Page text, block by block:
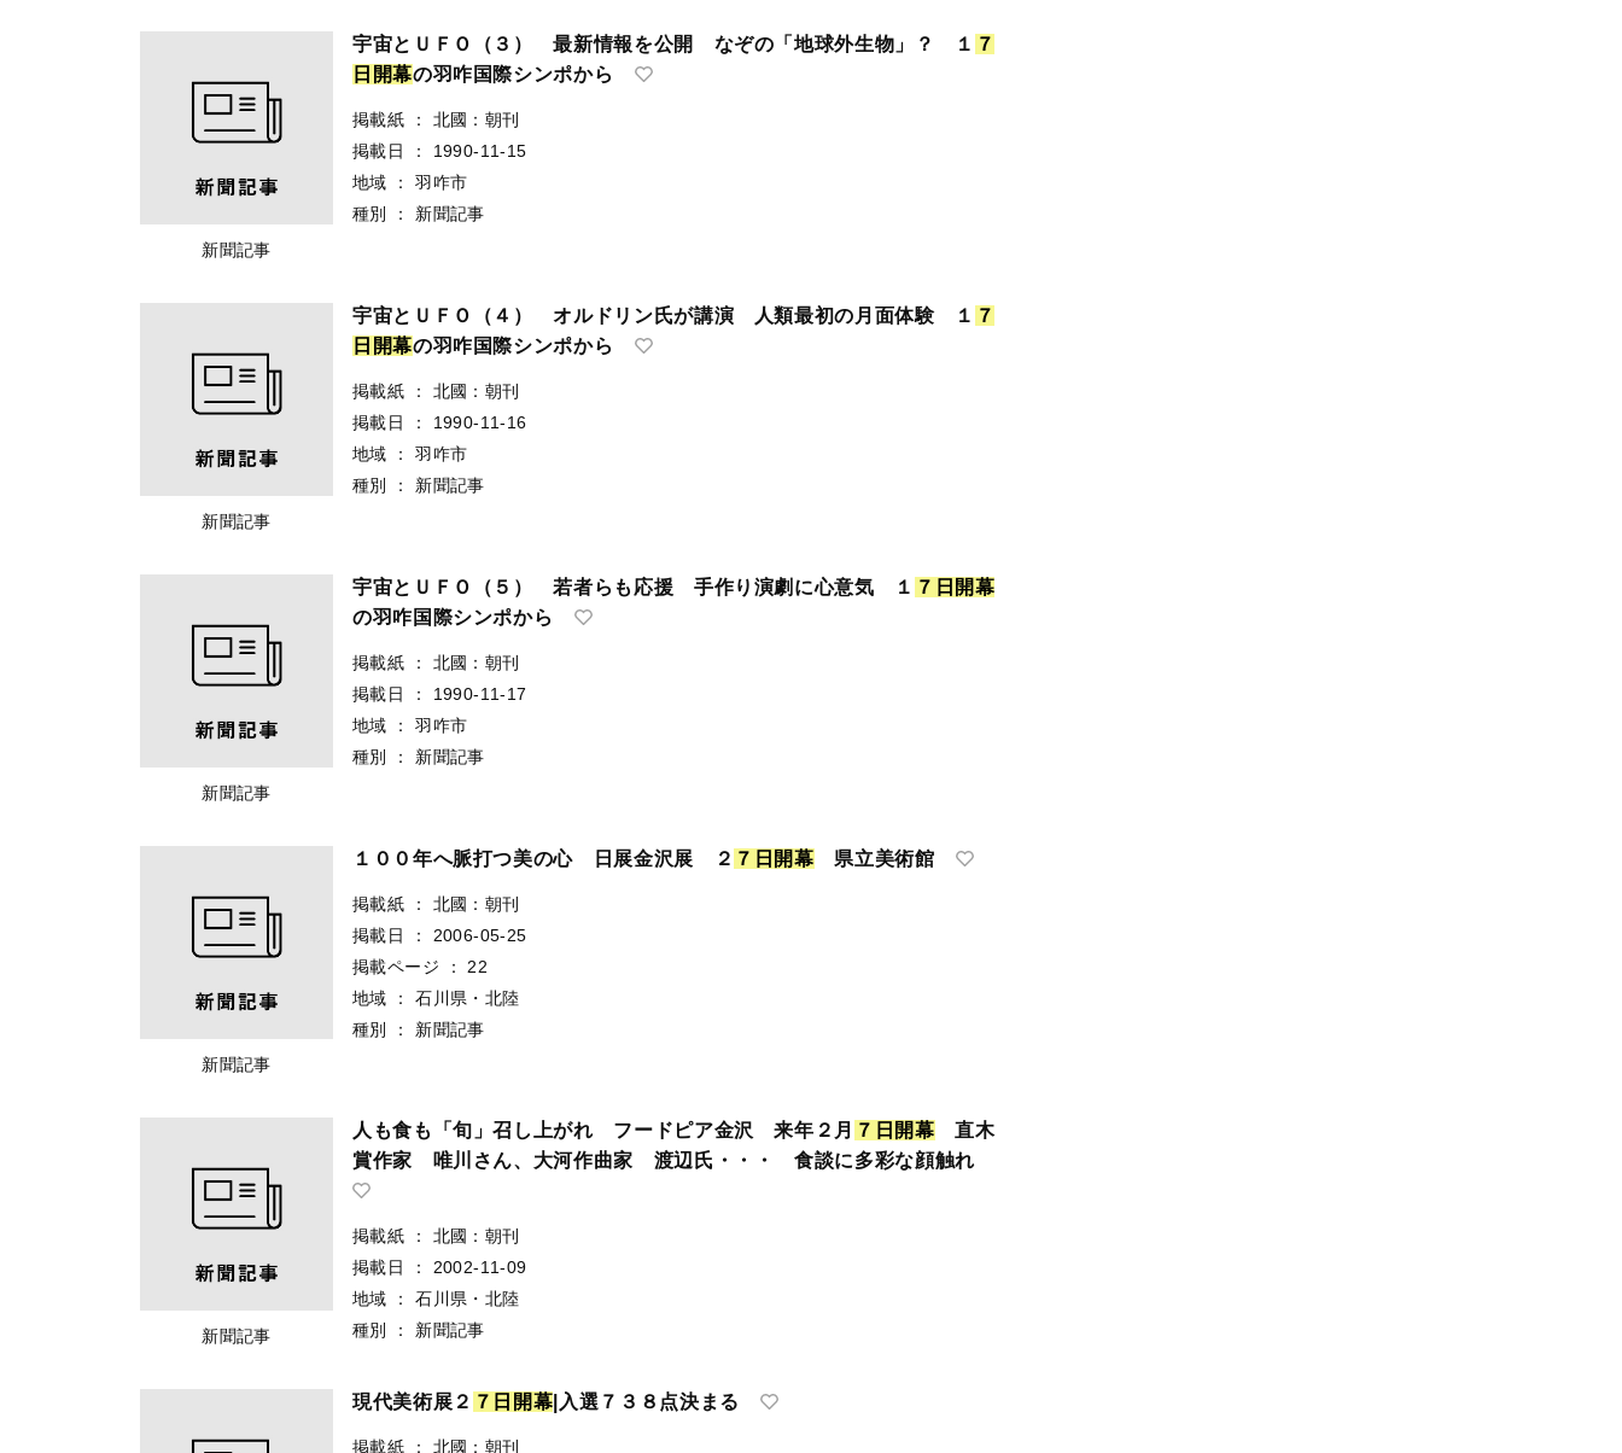
新聞記事
宇宙とＵＦＯ（３） 最新情報を公開 なぞの「地球外生物」？ １ ７
日 開幕の羽咋国際シンポから
掲載紙 ：
北國：朝刊
掲載日
：
1990-11-15
地域
：
羽咋市
種別
： 新聞記事
新聞記事
宇宙とＵＦＯ（４） オルドリン氏が講演 人類最初の月面体験 １ ７
日 開幕の羽咋国際シンポから
掲載紙 ：
北國：朝刊
掲載日
：
1990-11-16
地域
：
羽咋市
種別
： 新聞記事
新聞記事
宇宙とＵＦＯ（５） 若者らも応援 手作り演劇に心意気 １ ７ 日 開幕
の羽咋国際シンポから
掲載紙 ：
北國：朝刊
掲載日
：
1990-11-17
地域
：
羽咋市
種別
： 新聞記事
新聞記事
１００年へ脈打つ美の心 日展金沢展 ２ ７ 日 開幕 県立美術館
掲載紙 ：
北國：朝刊
掲載日
：
2006-05-25
掲載ページ
：
22
地域
：
石川県・北陸
種別
： 新聞記事
新聞記事
人も食も「旬」召し上がれ フードピア金沢 来年２月 ７ 日 開幕 直木
賞作家 唯川さん、大河作曲家 渡辺氏・・・ 食談に多彩な顔触れ
掲載紙 ：
北國：朝刊
掲載日
：
2002-11-09
地域
：
石川県・北陸
種別
： 新聞記事
現代美術展２ ７ 日 開幕 |入選７３８点決まる
掲載紙 ： 北國：朝刊